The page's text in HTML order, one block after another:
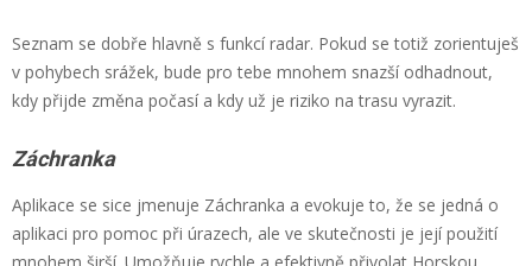
Seznam se dobře hlavně s funkcí radar. Pokud se totiž zorientuješ
v pohybech srážek, bude pro tebe mnohem snazší odhadnout,
kdy přijde změna počasí a kdy už je riziko na trasu vyrazit.
Záchranka
Aplikace se sice jmenuje Záchranka a evokuje to, že se jedná o
aplikaci pro pomoc při úrazech, ale ve skutečnosti je její použití